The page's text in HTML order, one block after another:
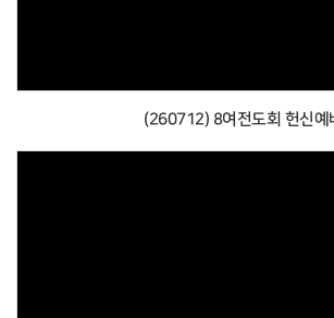
(260712) 8여전도회 헌신예